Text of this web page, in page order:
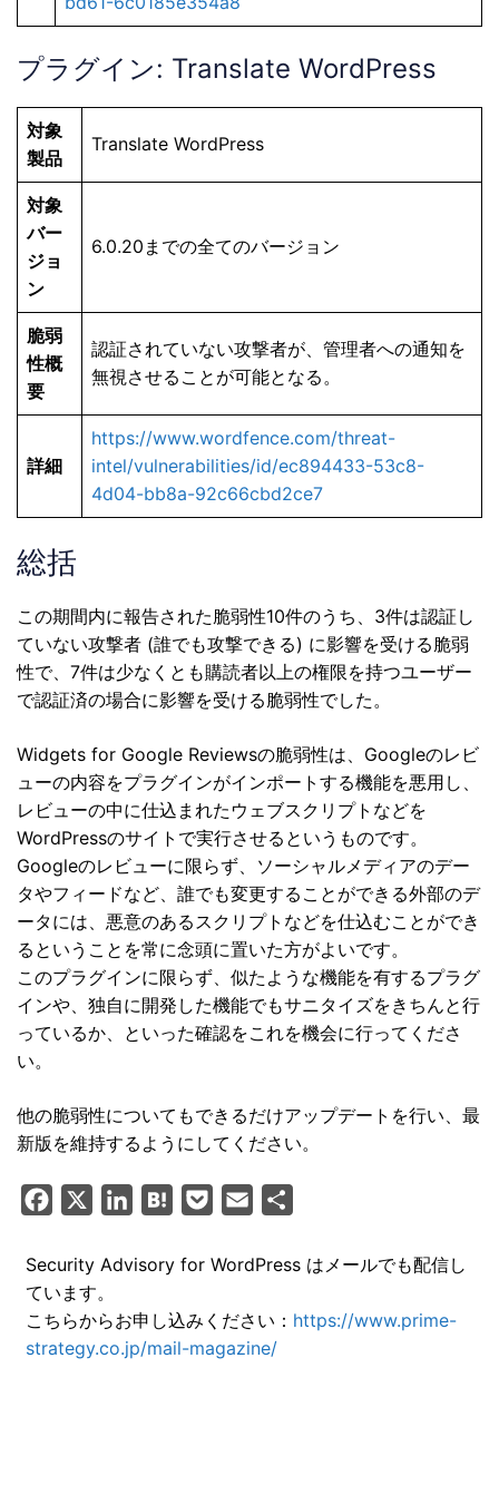
プラグイン: Translate WordPress
対象
製品
Translate WordPress
対象
バー
ジョ
ン
6.0.20までの全てのバージョン
脆弱
性概
要
認証されていない攻撃者が、管理者への通知を
無視させることが可能となる。
詳細
https://www.wordfence.com/threat-
intel/vulnerabilities/id/ec894433-53c8-
4d04-bb8a-92c66cbd2ce7
総括
この期間内に報告された脆弱性10件のうち、3件は認証し
ていない攻撃者 (誰でも攻撃できる) に影響を受ける脆弱
性で、7件は少なくとも購読者以上の権限を持つユーザー
で認証済の場合に影響を受ける脆弱性でした。
Widgets for Google Reviewsの脆弱性は、Googleのレビ
ューの内容をプラグインがインポートする機能を悪用し、
レビューの中に仕込まれたウェブスクリプトなどを
WordPressのサイトで実行させるというものです。
Googleのレビューに限らず、ソーシャルメディアのデー
タやフィードなど、誰でも変更することができる外部のデ
ータには、悪意のあるスクリプトなどを仕込むことができ
るということを常に念頭に置いた方がよいです。
このプラグインに限らず、似たような機能を有するプラグ
インや、独自に開発した機能でもサニタイズをきちんと行
っているか、といった確認をこれを機会に行ってくださ
い。
他の脆弱性についてもできるだけアップデートを行い、最
新版を維持するようにしてください。
c
e
b
o
n
e
d
t
n
a
c
e
t
a
l
Security Advisory for WordPress はメールでも配信し
ています。
こちらからお申し込みください： https://www.prime-
strategy.co.jp/mail-magazine/